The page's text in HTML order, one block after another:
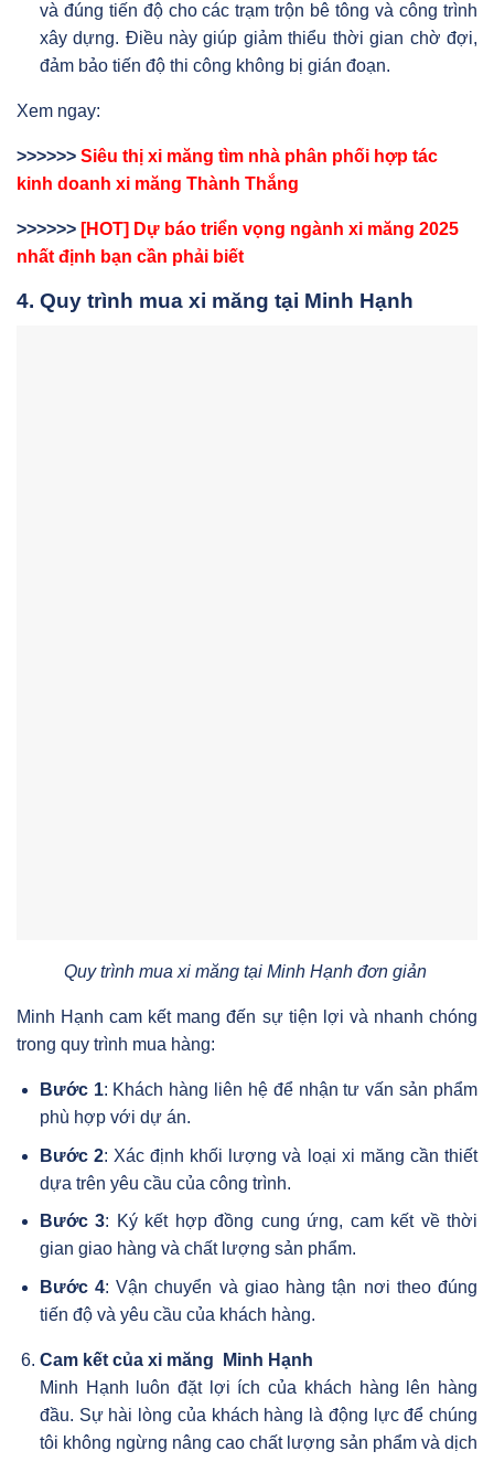
và đúng tiến độ cho các trạm trộn bê tông và công trình
xây dựng. Điều này giúp giảm thiểu thời gian chờ đợi,
đảm bảo tiến độ thi công không bị gián đoạn.
Xem ngay:
>>>>>> Siêu thị xi măng tìm nhà phân phối hợp tác
kinh doanh xi măng Thành Thắng
>>>>>> [HOT] Dự báo triển vọng ngành xi măng 2025
nhất định bạn cần phải biết
4. Quy trình mua xi măng tại Minh Hạnh
Quy trình mua xi măng tại Minh Hạnh đơn giản
Minh Hạnh cam kết mang đến sự tiện lợi và nhanh chóng
trong quy trình mua hàng:
Bước 1: Khách hàng liên hệ để nhận tư vấn sản phẩm
phù hợp với dự án.
Bước 2: Xác định khối lượng và loại xi măng cần thiết
dựa trên yêu cầu của công trình.
Bước 3: Ký kết hợp đồng cung ứng, cam kết về thời
gian giao hàng và chất lượng sản phẩm.
Bước 4: Vận chuyển và giao hàng tận nơi theo đúng
tiến độ và yêu cầu của khách hàng.
Cam kết của xi măng Minh Hạnh
Minh Hạnh luôn đặt lợi ích của khách hàng lên hàng
đầu. Sự hài lòng của khách hàng là động lực để chúng
tôi không ngừng nâng cao chất lượng sản phẩm và dịch